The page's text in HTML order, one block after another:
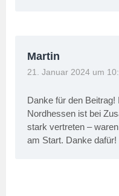
Martin
21. Januar 2024 um
Danke für den
Nordhessen ist bei
stark vertreten –
am Start. Danke dafür!